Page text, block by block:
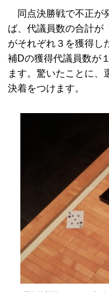
同点決勝戦で不正が
ば、代議員数の合計が
がそれぞれ３を獲得し
補Dの獲得代議員数が
ます。驚いたことに、
決着をつけます。